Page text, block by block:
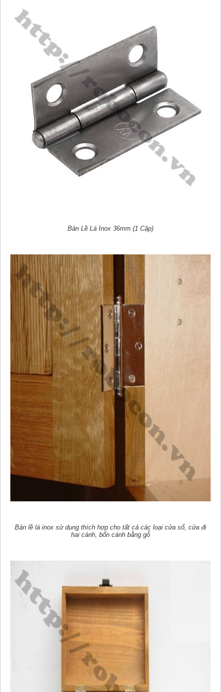
Bản Lề Lá Inox 36mm (1 Cặp)
Bản lề lá inox sử dụng thích hợp cho tất cả các loại cửa sổ, cửa đi
hai cánh, bốn cánh bằng gỗ